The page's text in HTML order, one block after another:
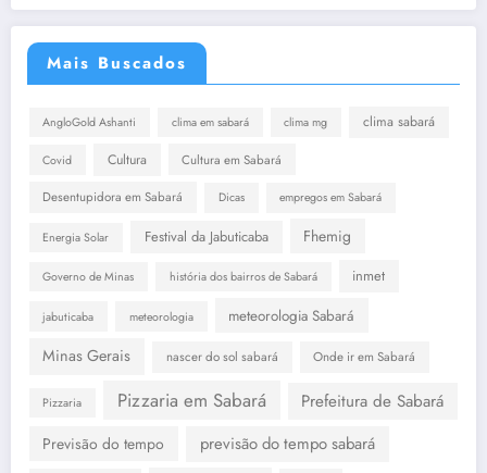
Mais Buscados
AngloGold Ashanti clima em sabará clima mg clima sabará
Covid Cultura Cultura em Sabará
Desentupidora em Sabará Dicas empregos em Sabará
Energia Solar Festival da Jabuticaba Fhemig
Governo de Minas história dos bairros de Sabará inmet
jabuticaba meteorologia meteorologia Sabará
Minas Gerais nascer do sol sabará Onde ir em Sabará
Pizzaria Pizzaria em Sabará Prefeitura de Sabará
Previsão do tempo previsão do tempo sabará